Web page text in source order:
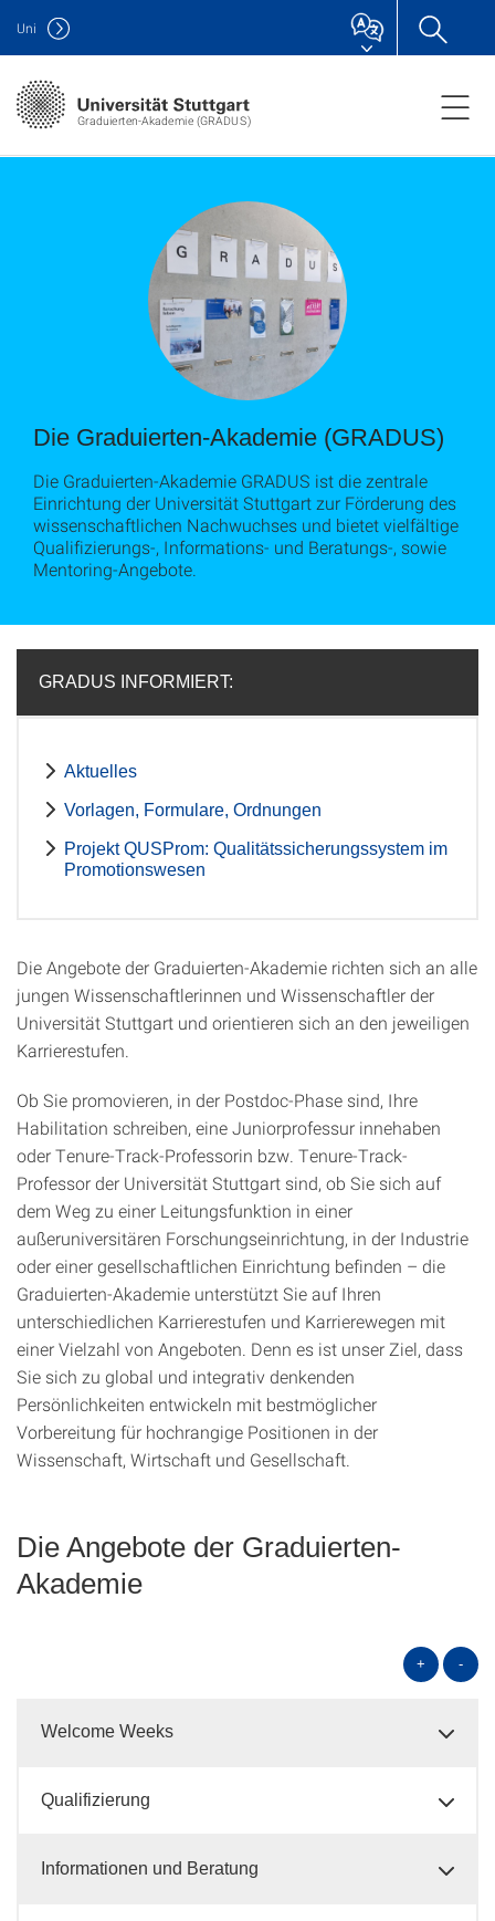
Graduierten-Akademie (GRADUS)
Uni
Die Graduierten-Akademie (GRADUS)
Die Graduierten-Akademie GRADUS ist die zentrale
Einrichtung der Universität Stuttgart zur Förderung des
wissenschaftlichen Nachwuchses und bietet vielfältige
Qualifizierungs-, Informations- und Beratungs-, sowie
Mentoring-Angebote.
GRADUS INFORMIERT:
Aktuelles
Vorlagen, Formulare, Ordnungen
Projekt QUSProm: Qualitätssicherungssystem im
Promotionswesen
Die Angebote der Graduierten-Akademie richten sich an alle
jungen Wissenschaftlerinnen und Wissenschaftler der
Universität Stuttgart und orientieren sich an den jeweiligen
Karrierestufen.
Ob Sie promovieren, in der Postdoc-Phase sind, Ihre
Habilitation schreiben, eine Juniorprofessur innehaben
oder Tenure-Track-Professorin bzw. Tenure-Track-
Professor der Universität Stuttgart sind, ob Sie sich auf
dem Weg zu einer Leitungsfunktion in einer
außeruniversitären Forschungseinrichtung, in der Industrie
oder einer gesellschaftlichen Einrichtung befinden – die
Graduierten-Akademie unterstützt Sie auf Ihren
unterschiedlichen Karrierestufen und Karrierewegen mit
einer Vielzahl von Angeboten. Denn es ist unser Ziel, dass
Sie sich zu global und integrativ denkenden
Persönlichkeiten entwickeln mit bestmöglicher
Vorbereitung für hochrangige Positionen in der
Wissenschaft, Wirtschaft und Gesellschaft.
Die Angebote der Graduierten-
Akademie
+ -
Welcome Weeks
Qualifizierung
Informationen und Beratung